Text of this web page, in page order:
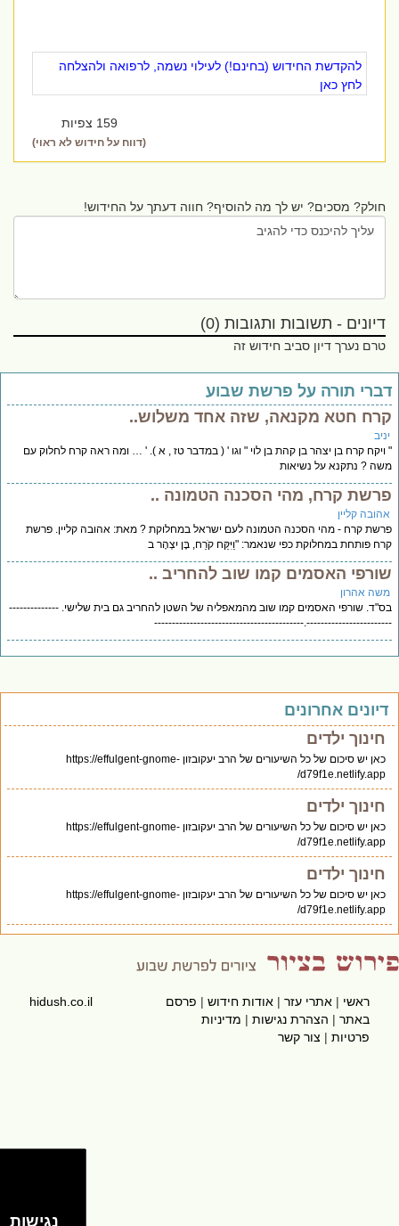
להקדשת החידוש (בחינם!) לעילוי נשמה, לרפואה ולהצלחה
לחץ כאן
159 צפיות
(דווח על חידוש לא ראוי)
חולק? מסכים? יש לך מה להוסיף? חווה דעתך על החידוש!
דיונים - תשובות ותגובות (0)
טרם נערך דיון סביב חידוש זה
תורה על פרשת שבוע
חטא מקנאה, שזה אחד משלוש..
קרח בן יצהר בן קהת בן לוי " וגו ' ( במדבר טז , א ). ' … ומה ראה קרח לחלוק עם
? נתקנא על נשיאות
קרח, מהי הסכנה הטמונה ..
קליין
קרח - מהי הסכנה הטמונה לעם ישראל במחלוקת ? מאת: אהובה קליין. פרשת
פותחת במחלוקת כפי שנאמר: "וַיִּקַּח קֹרַח, בֶּן יִצְהָר ב
האסמים קמו שוב להחריב ..
אהרון
שורפי האסמים קמו שוב מהמאפליה של השטן להחריב גם בית שלישי. --------------
------------------------
אחרונים
חינוך ילדים
כאן יש סיכום של כל השיעורים של הרב יעקובזון https://effulgent-gnome-
d79f1e.netlify.app/
חינוך ילדים
כאן יש סיכום של כל השיעורים של הרב יעקובזון https://effulgent-gnome-
d79f1e.netlify.app/
חינוך ילדים
כאן יש סיכום של כל השיעורים של הרב יעקובזון https://effulgent-gnome-
d79f1e.netlify.app/
ראשי|אתרי עזר|אודות חידוש|פרסם
באתר|הצהרת נגישות|מדיניות
פרטיות|צור קשר
hidush.co.il
נגישות